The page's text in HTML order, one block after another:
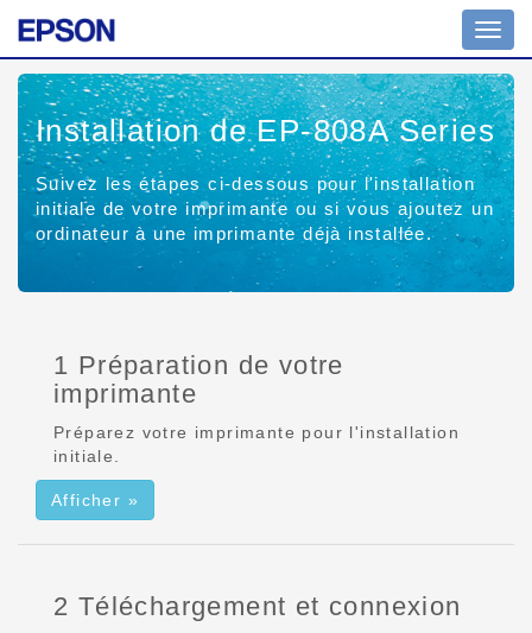
ou
la
Installation de EP-808A Series
Suivez les étapes ci-dessous pour l'installation
initiale de votre imprimante ou si vous ajoutez un
ordinateur à une imprimante déjà installée.
1 Préparation de votre
imprimante
Préparez votre imprimante pour l'installation
initiale.
Afficher »
2 Téléchargement et connexion